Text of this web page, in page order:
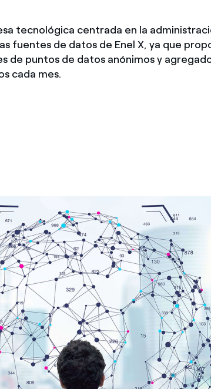
tecnológica centrada en la
fuentes de datos de Enel X, ya que
de puntos de datos anónimos y
cada mes.